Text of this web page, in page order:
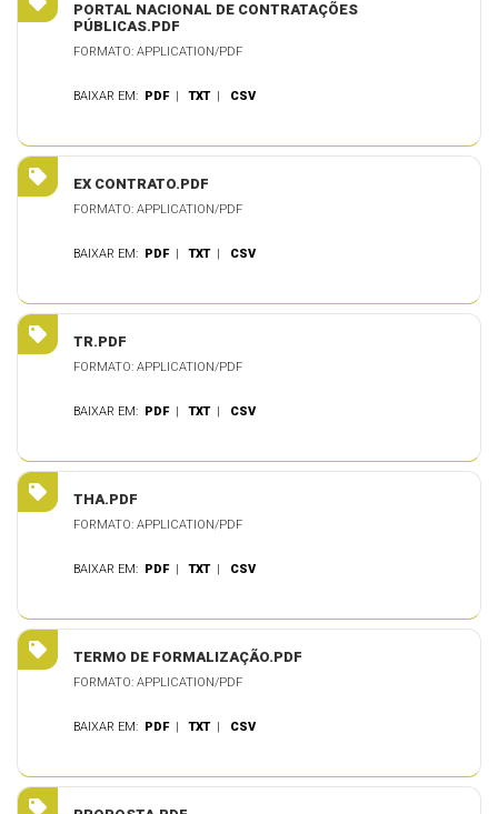
PORTAL NACIONAL DE CONTRATAÇÕES
PÚBLICAS.PDF
FORMATO: APPLICATION/PDF
BAIXAR EM: PDF |TXT | CSV
EX CONTRATO.PDF
FORMATO: APPLICATION/PDF
BAIXAR EM: PDF |TXT | CSV
TR.PDF
FORMATO: APPLICATION/PDF
BAIXAR EM: PDF |TXT | CSV
THA.PDF
FORMATO: APPLICATION/PDF
BAIXAR EM: PDF |TXT | CSV
TERMO DE FORMALIZAÇÃO.PDF
FORMATO: APPLICATION/PDF
BAIXAR EM: PDF |TXT | CSV